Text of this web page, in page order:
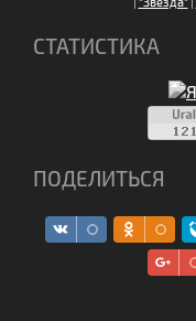
СТАТИСТИКА
ПОДЕЛИТЬСЯ